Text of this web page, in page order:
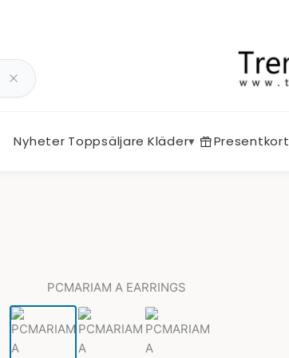
Nyheter Toppsäljare Kläder▾ Presentkort